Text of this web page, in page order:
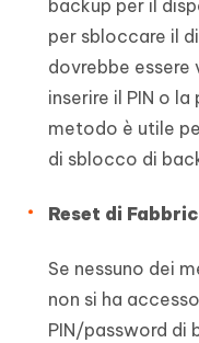
backup per il
per sbloccare il
dovrebbe essere
inserire il PIN o
metodo è utile
di sblocco di
Reset di
Se nessuno dei
non si ha
PIN/password di